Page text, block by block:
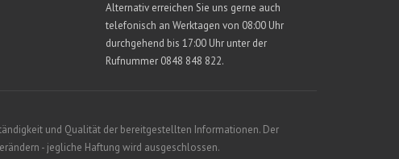
Alternativ erreichen Sie uns gerne auch
telefonisch an Werktagen von 08:00 Uhr
durchgehend bis 17:00 Uhr unter der
Rufnummer 0848 848 822.
und Qualität der bereitgestellten Informationen. Der
- jegliche Haftung wird ausgeschlossen.